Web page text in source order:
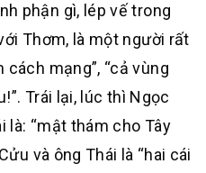
phận gì, lép vế trong
Thơm, là một người rất
mạng”, “cả vùng
Trái lại, lúc thì Ngọc
là: “mật thám cho Tây
và ông Thái là “hai cái